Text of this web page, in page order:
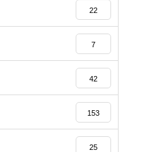
22
7
42
153
25